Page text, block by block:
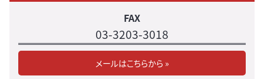
FAX
03-3203-3018
メールはこちらから »